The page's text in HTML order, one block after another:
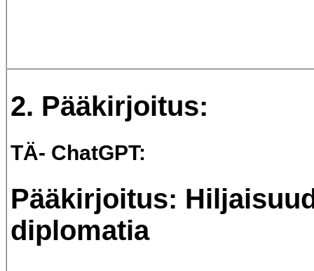
2. Pääkirjoitus:
TÄ- ChatGPT:
Pääkirjoitus:
diplomatia